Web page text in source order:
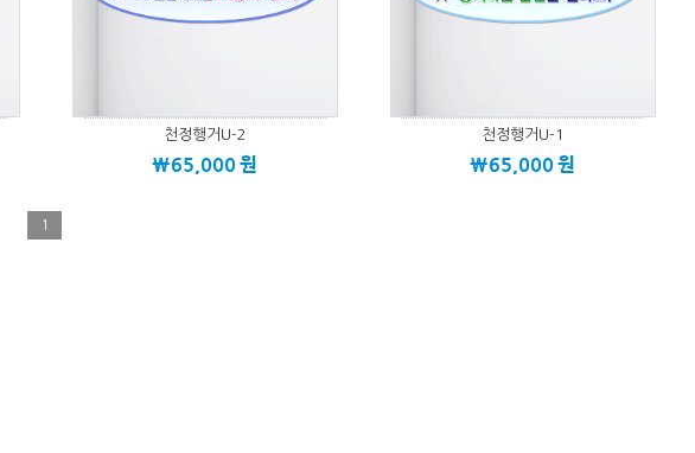
천정행거U-2
\65,000원
천정행거U-1
\65,000원
1